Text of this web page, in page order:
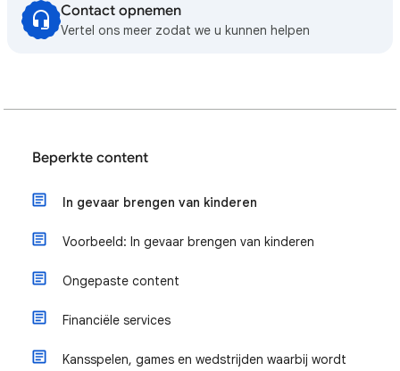
Contact opnemen
Vertel ons meer zodat we u kunnen helpen
Beperkte content
In gevaar brengen van kinderen
Voorbeeld: In gevaar brengen van kinderen
Ongepaste content
Financiële services
Kansspelen, games en wedstrijden waarbij wordt